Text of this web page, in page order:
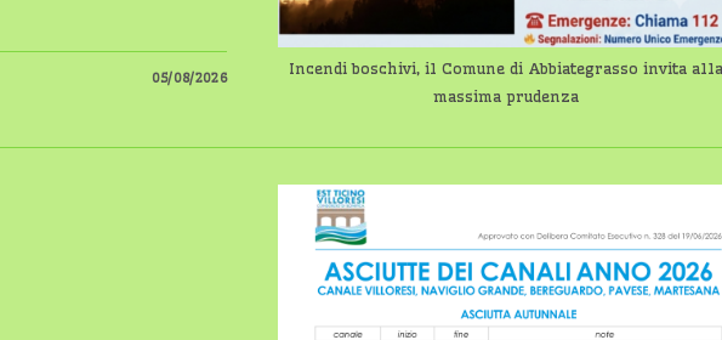
05/08/2026
Incendi boschivi, il Comune di Abbiategrasso invita alla
massima prudenza